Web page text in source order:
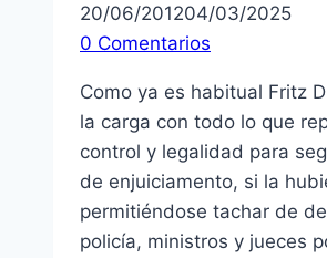
20/06/201204/03/2025
0 Comentarios
Como ya es habitual Fritz
la carga con todo lo que
control y legalidad para
de enjuiciamento, si la
permitiéndose tachar de
policía, ministros y jueces